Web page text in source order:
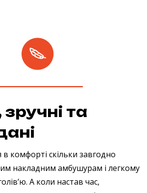
зручні та
комфорті скільки завгодно
накладним амбушурам і легкому
А коли настав час,